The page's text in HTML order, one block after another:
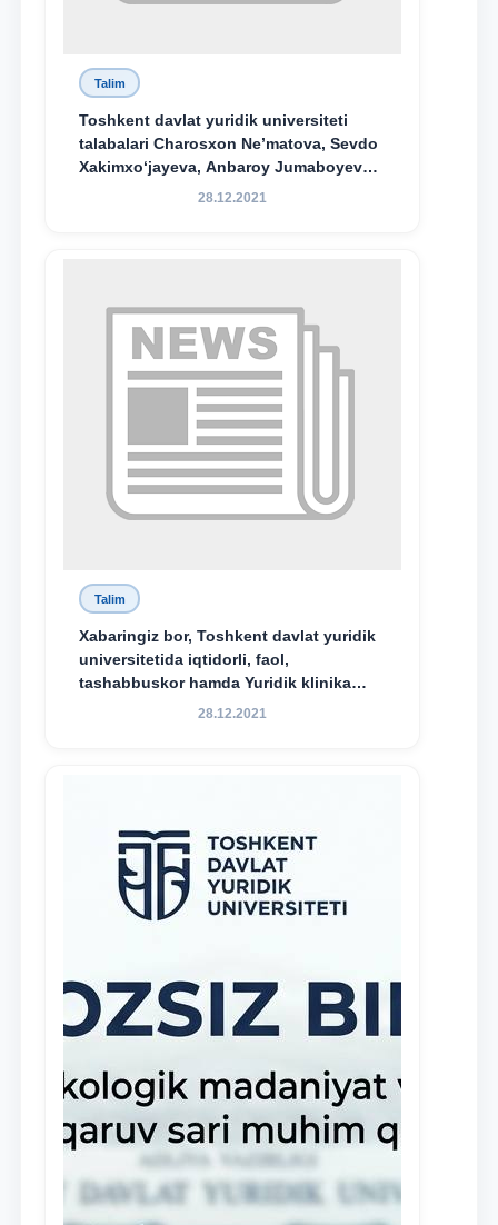
Talim
Toshkent davlat yuridik universiteti
talabalari Charosxon Ne’matova, Sevdo
Xakimxo‘jayeva, Anbaroy Jumaboyeva
hamda TDYU qoshidagi M.S.Vosiqova
bo‘ldi.
28.12.2021
Talim
Xabaringiz bor, Toshkent davlat yuridik
universitetida iqtidorli, faol,
tashabbuskor hamda Yuridik klinika
faoliyatida o‘z bilim va ko‘nikmalarini
28.12.2021